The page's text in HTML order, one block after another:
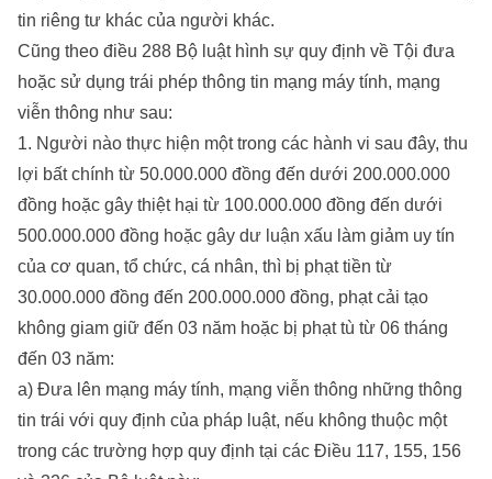
tin riêng tư khác của người khác.
Cũng theo điều 288 Bộ luật hình sự quy định về Tội đưa
hoặc sử dụng trái phép thông tin mạng máy tính, mạng
viễn thông như sau:
1. Người nào thực hiện một trong các hành vi sau đây, thu
lợi bất chính từ 50.000.000 đồng đến dưới 200.000.000
đồng hoặc gây thiệt hại từ 100.000.000 đồng đến dưới
500.000.000 đồng hoặc gây dư luận xấu làm giảm uy tín
của cơ quan, tổ chức, cá nhân, thì bị phạt tiền từ
30.000.000 đồng đến 200.000.000 đồng, phạt cải tạo
không giam giữ đến 03 năm hoặc bị phạt tù từ 06 tháng
đến 03 năm:
a) Đưa lên mạng máy tính, mạng viễn thông những thông
tin trái với quy định của pháp luật, nếu không thuộc một
trong các trường hợp quy định tại các Điều 117, 155, 156